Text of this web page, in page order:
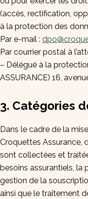
(accès, rectification,
à la protection des
Par e-mail :
Par courrier postal à
– Délégué à la
ASSURANCE) 16,
3. Catégories
Dans le cadre de la
Croquettes Assurance,
sont collectées et
besoins assurantiels, la
gestion de la
ainsi que le traitement